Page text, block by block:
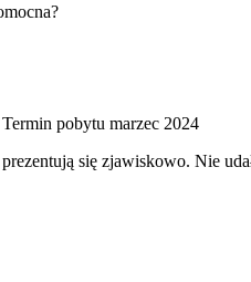
Termin pobytu marzec 2024
się zjawiskowo. Nie